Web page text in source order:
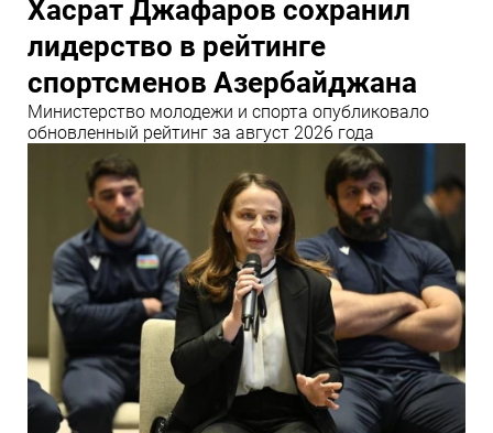
Хасрат Джафаров сохранил
лидерство в рейтинге
спортсменов Азербайджана
Министерство молодежи и спорта опубликовало
обновленный рейтинг за август 2026 года